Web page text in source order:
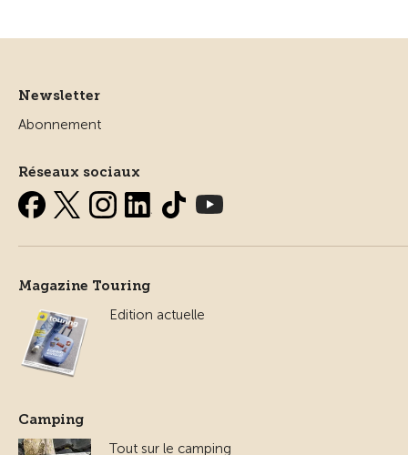
Newsletter
Abonnement
Réseaux sociaux
Magazine Touring
Edition actuelle
Camping
Tout sur le camping